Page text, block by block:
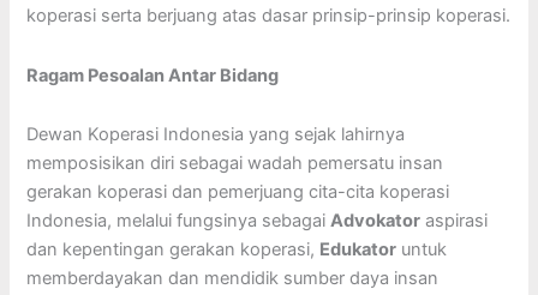
koperasi serta berjuang atas dasar prinsip-prinsip koperasi.
Ragam Pesoalan Antar Bidang
Dewan Koperasi Indonesia yang sejak lahirnya
memposisikan diri sebagai wadah pemersatu insan
gerakan koperasi dan pemerjuang cita-cita koperasi
Indonesia, melalui fungsinya sebagaiAdvokator aspirasi
dan kepentingan gerakan koperasi, Edukator untuk
memberdayakan dan mendidik sumber daya insan